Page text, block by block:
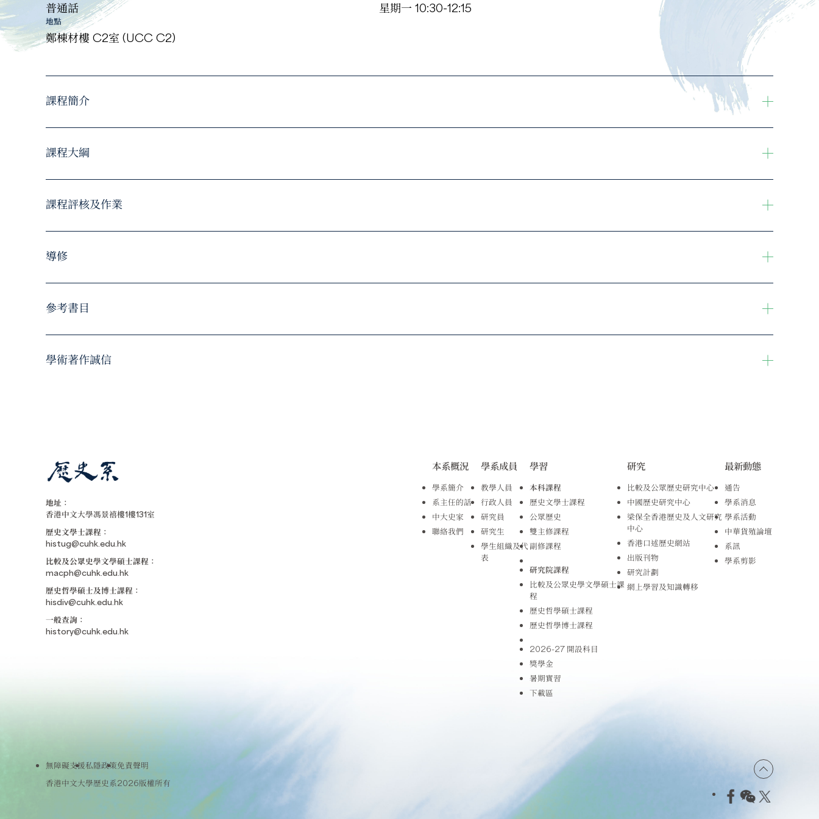
普通話 星期一 10:30-12:15
地點
鄭棟材樓 C2室 (UCC C2)
課程簡介
課程大綱
課程評核及作業
導修
參考書目
學術著作誠信
地址：
香港中文大學馮景禧樓1樓131室
歷史文學士課程：
histug@cuhk.edu.hk
比較及公眾史學文學碩士課程：
macph@cuhk.edu.hk
歷史哲學碩士及博士課程：
hisdiv@cuhk.edu.hk
一般查詢：
history@cuhk.edu.hk
本系概況
學系簡介
系主任的話
中大史家
聯絡我們
學系成員
教學人員
行政人員
研究員
研究生
學生組織及代
表
學習
本科課程
歷史文學士課程
公眾歷史
雙主修課程
副修課程
研究院課程
比較及公眾史學文學碩士課
程
歷史哲學碩士課程
歷史哲學博士課程
2026-27 開設科目
獎學金
暑期實習
下載區
研究
比較及公眾歷史研究中心
中國歷史研究中心
梁保全香港歷史及人文研究
中心
香港口述歷史網站
出版刊物
研究計劃
網上學習及知識轉移
最新動態
通告
學系消息
學系活動
中華貨殖論壇
系訊
學系剪影
無障礙支援私隱政策免責聲明
香港中文大學歷史系2026版權所有